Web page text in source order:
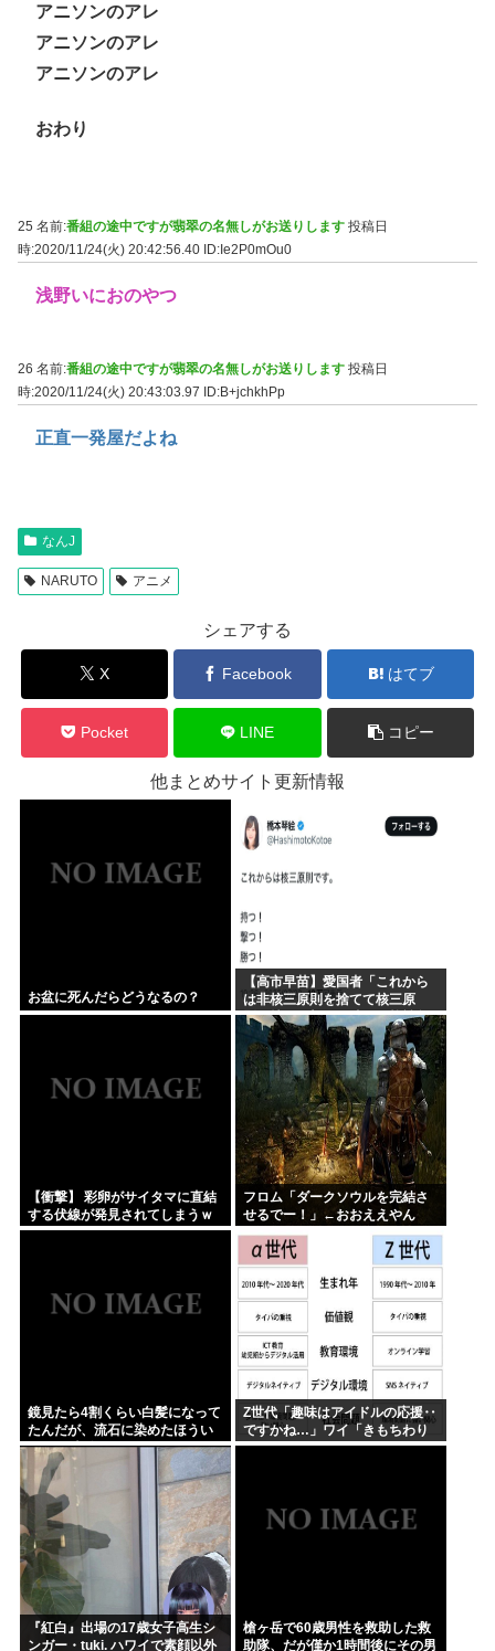
アニソンのアレ
アニソンのアレ
アニソンのアレ
おわり
25 名前:番組の途中ですが翡翠の名無しがお送りします 投稿日
時:2020/11/24(火) 20:42:56.40 ID:Ie2P0mOu0
浅野いにおのやつ
26 名前:番組の途中ですが翡翠の名無しがお送りします 投稿日
時:2020/11/24(火) 20:43:03.97 ID:B+jchkhPp
正直一発屋だよね
なんJ
NARUTO アニメ
シェアする
X Facebook はてブ
Pocket LINE コピー
他まとめサイト更新情報
お盆に死んだらどうなるの？
【高市早苗】愛国者「これから
は非核三原則を捨てて核三原
則。持つ！撃つ！勝つ！核戦争
には慣れている、試してみる
か？」
【衝撃】 彩卵がサイタマに直結
する伏線が発見されてしまうｗ
ｗｗ
フロム「ダークソウルを完結さ
せるでー！」←おおええやん
鏡見たら4割くらい白髪になって
たんだが、流石に染めたほうい
いの ？半分おじいちゃんでドン
引きしたわ
Z世代「趣味はアイドルの応援‥
ですかね…」ワイ「きもちわり
ーwww」
『紅白』出場の17歳女子高生シ
ンガー・tuki. ハワイで素顔以外
槍ヶ岳で60歳男性を救助した救
助隊、だが僅か1時間後にその男